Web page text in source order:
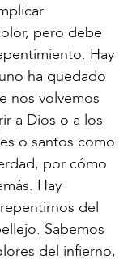
pero debe
Hay
ha quedado
nos volvemos
a Dios o a los
o santos como
por cómo
Hay
del
Sabemos
del infierno,